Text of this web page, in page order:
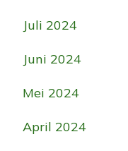
Juli 2024
Juni 2024
Mei 2024
April 2024